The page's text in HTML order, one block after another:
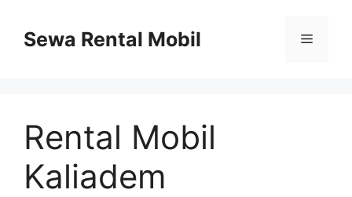
contentSewa Rental Mobil Menu
Rental Mobil
Kaliadem